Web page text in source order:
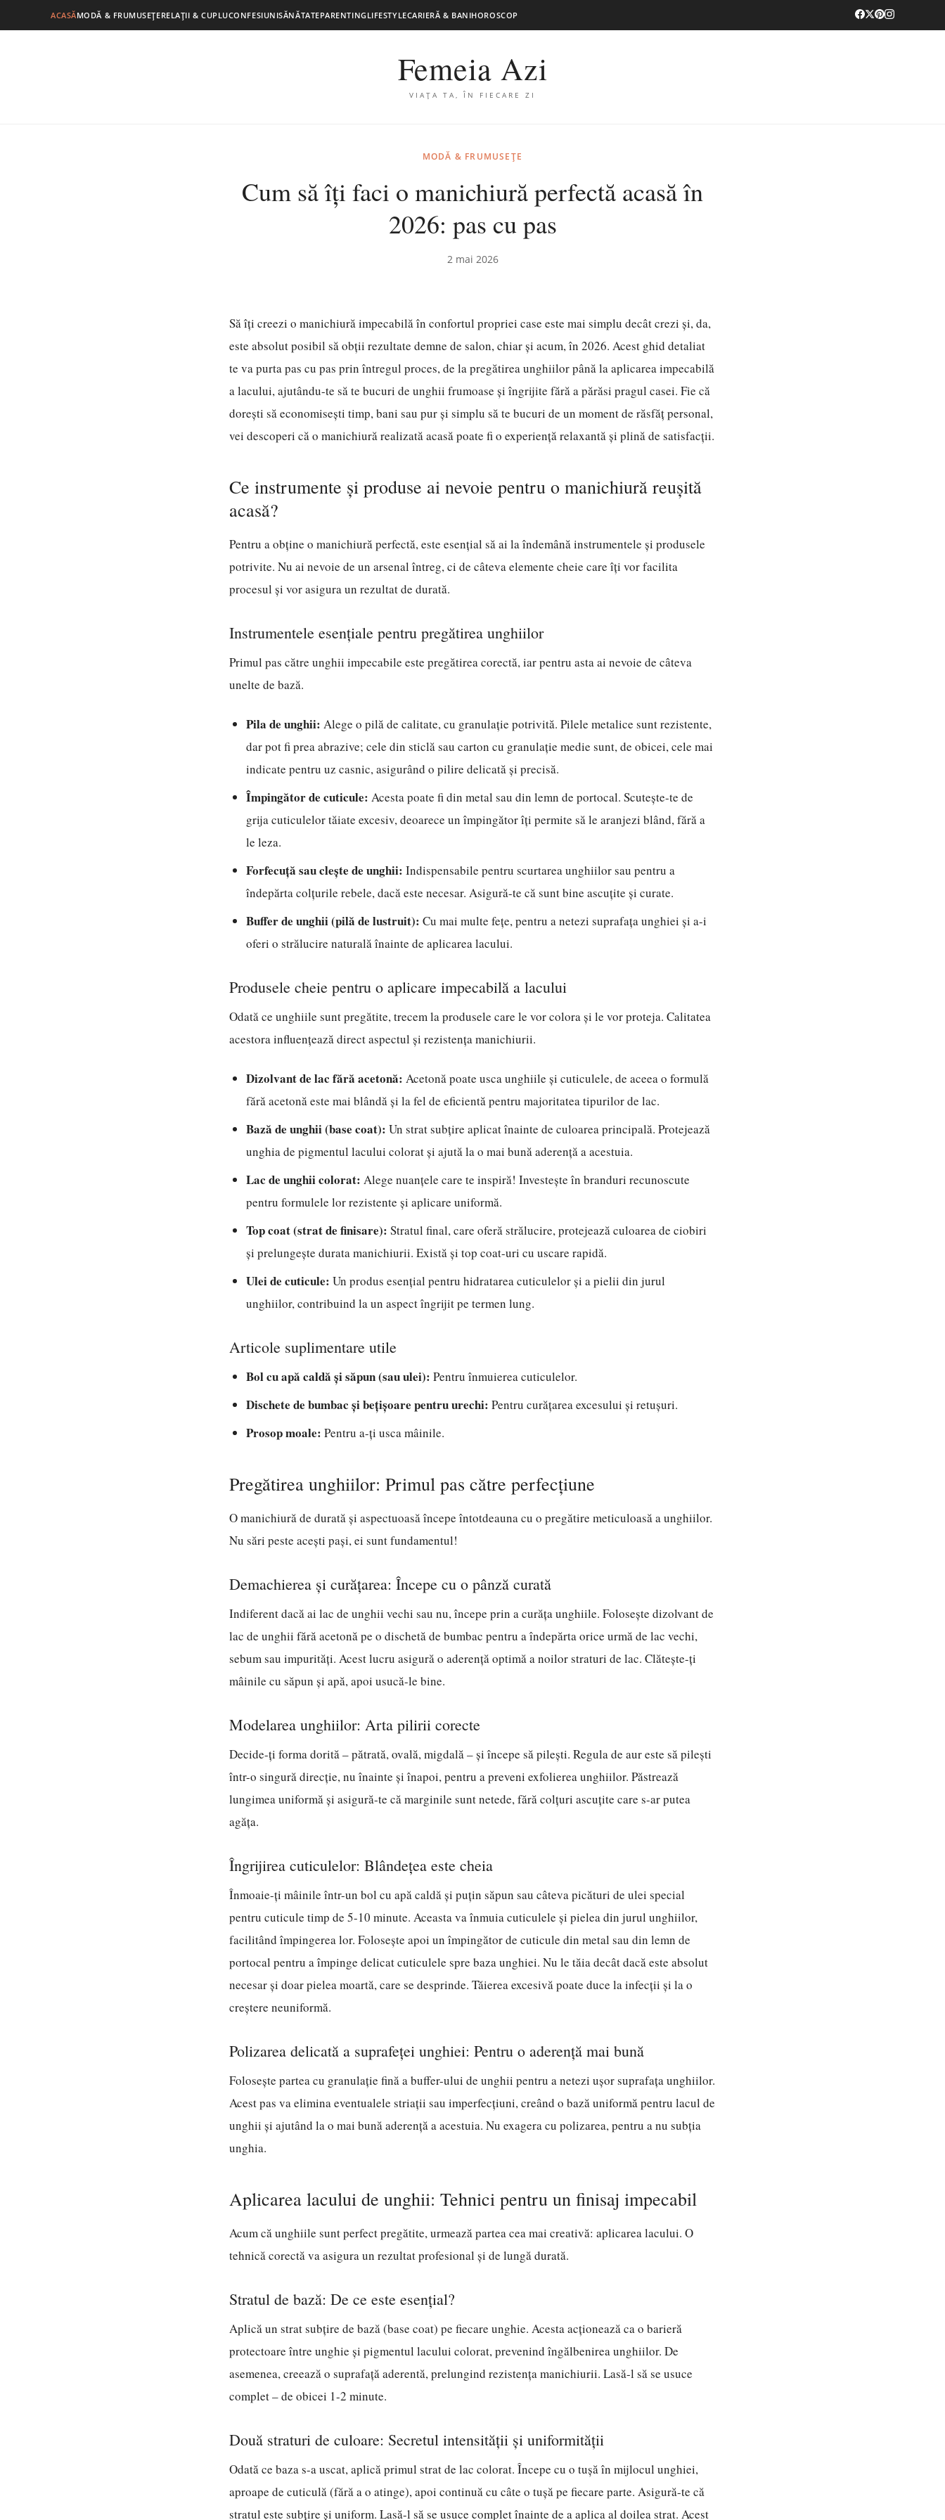
ACASĂMODĂ & FRUMUSEȚERELAȚII & CUPLUCONFESIUNISĂNĂTATEPARENTINGLIFESTYLECARIERĂ & BANIHOROSCOP
Femeia Azi
VIAȚA TA, ÎN FIECARE ZI
MODĂ & FRUMUSEȚE
Cum să îți faci o manichiură perfectă acasă în
2026: pas cu pas
2 mai 2026
Să îți creezi o manichiură impecabilă în confortul propriei case este mai simplu decât crezi și, da,
este absolut posibil să obții rezultate demne de salon, chiar și acum, în 2026. Acest ghid detaliat
te va purta pas cu pas prin întregul proces, de la pregătirea unghiilor până la aplicarea impecabilă
a lacului, ajutându-te să te bucuri de unghii frumoase și îngrijite fără a părăsi pragul casei. Fie că
dorești să economisești timp, bani sau pur și simplu să te bucuri de un moment de răsfăț personal,
vei descoperi că o manichiură realizată acasă poate fi o experiență relaxantă și plină de satisfacții.
Ce instrumente și produse ai nevoie pentru o manichiură reușită
acasă?
Pentru a obține o manichiură perfectă, este esențial să ai la îndemână instrumentele și produsele
potrivite. Nu ai nevoie de un arsenal întreg, ci de câteva elemente cheie care îți vor facilita
procesul și vor asigura un rezultat de durată.
Instrumentele esențiale pentru pregătirea unghiilor
Primul pas către unghii impecabile este pregătirea corectă, iar pentru asta ai nevoie de câteva
unelte de bază.
Pila de unghii: Alege o pilă de calitate, cu granulație potrivită. Pilele metalice sunt rezistente,
dar pot fi prea abrazive; cele din sticlă sau carton cu granulație medie sunt, de obicei, cele mai
indicate pentru uz casnic, asigurând o pilire delicată și precisă.
Împingător de cuticule: Acesta poate fi din metal sau din lemn de portocal. Scutește-te de
grija cuticulelor tăiate excesiv, deoarece un împingător îți permite să le aranjezi blând, fără a
le leza.
Forfecuță sau clește de unghii: Indispensabile pentru scurtarea unghiilor sau pentru a
îndepărta colțurile rebele, dacă este necesar. Asigură-te că sunt bine ascuțite și curate.
Buffer de unghii (pilă de lustruit): Cu mai multe fețe, pentru a netezi suprafața unghiei și a-i
oferi o strălucire naturală înainte de aplicarea lacului.
Produsele cheie pentru o aplicare impecabilă a lacului
Odată ce unghiile sunt pregătite, trecem la produsele care le vor colora și le vor proteja. Calitatea
acestora influențează direct aspectul și rezistența manichiurii.
Dizolvant de lac fără acetonă: Acetonă poate usca unghiile și cuticulele, de aceea o formulă
fără acetonă este mai blândă și la fel de eficientă pentru majoritatea tipurilor de lac.
Bază de unghii (base coat): Un strat subțire aplicat înainte de culoarea principală. Protejează
unghia de pigmentul lacului colorat și ajută la o mai bună aderență a acestuia.
Lac de unghii colorat: Alege nuanțele care te inspiră! Investește în branduri recunoscute
pentru formulele lor rezistente și aplicare uniformă.
Top coat (strat de finisare): Stratul final, care oferă strălucire, protejează culoarea de ciobiri
și prelungește durata manichiurii. Există și top coat-uri cu uscare rapidă.
Ulei de cuticule: Un produs esențial pentru hidratarea cuticulelor și a pielii din jurul
unghiilor, contribuind la un aspect îngrijit pe termen lung.
Articole suplimentare utile
Bol cu apă caldă și săpun (sau ulei): Pentru înmuierea cuticulelor.
Dischete de bumbac și bețișoare pentru urechi: Pentru curățarea excesului și retușuri.
Prosop moale: Pentru a-ți usca mâinile.
Pregătirea unghiilor: Primul pas către perfecțiune
O manichiură de durată și aspectuoasă începe întotdeauna cu o pregătire meticuloasă a unghiilor.
Nu sări peste acești pași, ei sunt fundamentul!
Demachierea și curățarea: Începe cu o pânză curată
Indiferent dacă ai lac de unghii vechi sau nu, începe prin a curăța unghiile. Folosește dizolvant de
lac de unghii fără acetonă pe o dischetă de bumbac pentru a îndepărta orice urmă de lac vechi,
sebum sau impurități. Acest lucru asigură o aderență optimă a noilor straturi de lac. Clătește-ți
mâinile cu săpun și apă, apoi usucă-le bine.
Modelarea unghiilor: Arta pilirii corecte
Decide-ți forma dorită – pătrată, ovală, migdală – și începe să pilești. Regula de aur este să pilești
într-o singură direcție, nu înainte și înapoi, pentru a preveni exfolierea unghiilor. Păstrează
lungimea uniformă și asigură-te că marginile sunt netede, fără colțuri ascuțite care s-ar putea
agăța.
Îngrijirea cuticulelor: Blândețea este cheia
Înmoaie-ți mâinile într-un bol cu apă caldă și puțin săpun sau câteva picături de ulei special
pentru cuticule timp de 5-10 minute. Aceasta va înmuia cuticulele și pielea din jurul unghiilor,
facilitând împingerea lor. Folosește apoi un împingător de cuticule din metal sau din lemn de
portocal pentru a împinge delicat cuticulele spre baza unghiei. Nu le tăia decât dacă este absolut
necesar și doar pielea moartă, care se desprinde. Tăierea excesivă poate duce la infecții și la o
creștere neuniformă.
Polizarea delicată a suprafeței unghiei: Pentru o aderență mai bună
Folosește partea cu granulație fină a buffer-ului de unghii pentru a netezi ușor suprafața unghiilor.
Acest pas va elimina eventualele striații sau imperfecțiuni, creând o bază uniformă pentru lacul de
unghii și ajutând la o mai bună aderență a acestuia. Nu exagera cu polizarea, pentru a nu subția
unghia.
Aplicarea lacului de unghii: Tehnici pentru un finisaj impecabil
Acum că unghiile sunt perfect pregătite, urmează partea cea mai creativă: aplicarea lacului. O
tehnică corectă va asigura un rezultat profesional și de lungă durată.
Stratul de bază: De ce este esențial?
Aplică un strat subțire de bază (base coat) pe fiecare unghie. Acesta acționează ca o barieră
protectoare între unghie și pigmentul lacului colorat, prevenind îngălbenirea unghiilor. De
asemenea, creează o suprafață aderentă, prelungind rezistența manichiurii. Lasă-l să se usuce
complet – de obicei 1-2 minute.
Două straturi de culoare: Secretul intensității și uniformității
Odată ce baza s-a uscat, aplică primul strat de lac colorat. Începe cu o tușă în mijlocul unghiei,
aproape de cuticulă (fără a o atinge), apoi continuă cu câte o tușă pe fiecare parte. Asigură-te că
stratul este subțire și uniform. Lasă-l să se usuce complet înainte de a aplica al doilea strat. Acest